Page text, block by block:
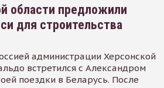
области предложили
для строительства
администрации Херсонской
встретился с Александром
поездки в Беларусь. После